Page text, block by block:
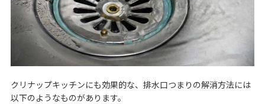
クリナップキッチンにも効果的な、排水口つまりの解消方法には
以下のようなものがあります。